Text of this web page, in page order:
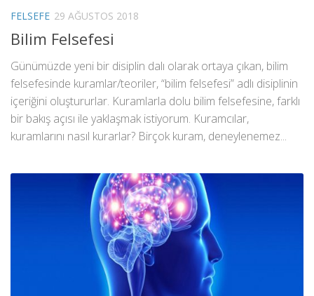
FELSEFE 29 AĞUSTOS 2018
Bilim Felsefesi
Günümüzde yeni bir disiplin dalı olarak ortaya çıkan, bilim
felsefesinde kuramlar/teoriler, “bilim felsefesi” adlı disiplinin
içeriğini oluştururlar. Kuramlarla dolu bilim felsefesine, farklı
bir bakış açısı ile yaklaşmak istiyorum. Kuramcılar,
kuramlarını nasıl kurarlar? Birçok kuram, deneylenemez...